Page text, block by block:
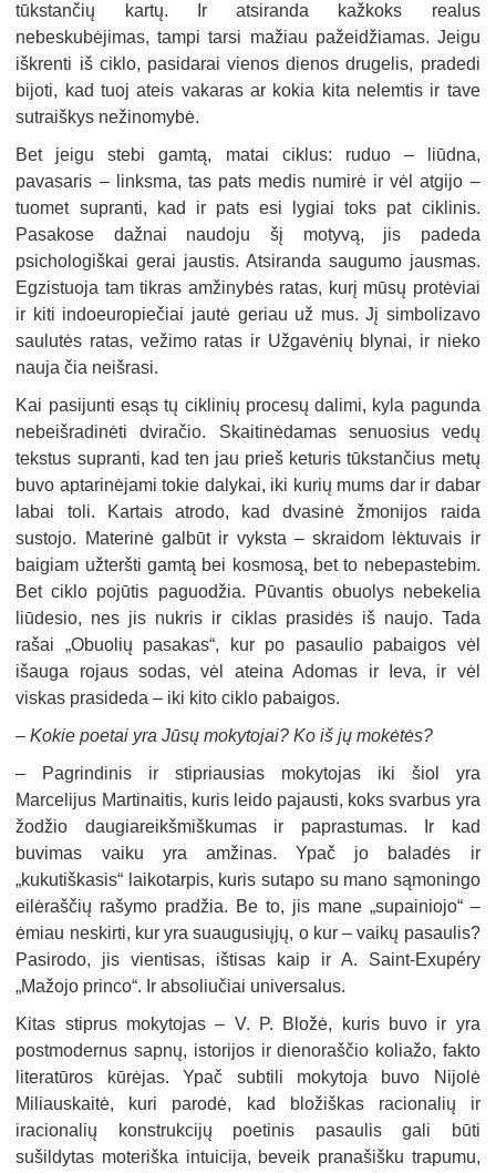
tūkstančių kartų. Ir atsiranda kažkoks realus
nebeskubėjimas, tampi tarsi mažiau pažeidžiamas. Jeigu
iškrenti iš ciklo, pasidarai vienos dienos drugelis, pradedi
bijoti, kad tuoj ateis vakaras ar kokia kita nelemtis ir tave
sutraiškys nežinomybė.
Bet jeigu stebi gamtą, matai ciklus: ruduo – liūdna,
pavasaris – linksma, tas pats medis numirė ir vėl atgijo –
tuomet supranti, kad ir pats esi lygiai toks pat ciklinis.
Pasakose dažnai naudoju šį motyvą, jis padeda
psichologiškai gerai jaustis. Atsiranda saugumo jausmas.
Egzistuoja tam tikras amžinybės ratas, kurį mūsų protėviai
ir kiti indoeuropiečiai jautė geriau už mus. Jį simbolizavo
saulutės ratas, vežimo ratas ir Užgavėnių blynai, ir nieko
nauja čia neišrasi.
Kai pasijunti esąs tų ciklinių procesų dalimi, kyla pagunda
nebeišradinėti dviračio. Skaitinėdamas senuosius vedų
tekstus supranti, kad ten jau prieš keturis tūkstančius metų
buvo aptarinėjami tokie dalykai, iki kurių mums dar ir dabar
labai toli. Kartais atrodo, kad dvasinė žmonijos raida
sustojo. Materinė galbūt ir vyksta – skraidom lėktuvais ir
baigiam užteršti gamtą bei kosmosą, bet to nebepastebim.
Bet ciklo pojūtis paguodžia. Pūvantis obuolys nebekelia
liūdesio, nes jis nukris ir ciklas prasidės iš naujo. Tada
rašai „Obuolių pasakas“, kur po pasaulio pabaigos vėl
išauga rojaus sodas, vėl ateina Adomas ir Ieva, ir vėl
viskas prasideda – iki kito ciklo pabaigos.
–Kokie poetai yra Jūsų mokytojai? Ko iš jų mokėtės?
– Pagrindinis ir stipriausias mokytojas iki šiol yra
Marcelijus Martinaitis, kuris leido pajausti, koks svarbus yra
žodžio daugiareikšmiškumas ir paprastumas. Ir kad
buvimas vaiku yra amžinas. Ypač jo baladės ir
„kukutiškasis“ laikotarpis, kuris sutapo su mano sąmoningo
eilėraščių rašymo pradžia. Be to, jis mane „supainiojo“ –
ėmiau neskirti, kur yra suaugusiųjų, o kur – vaikų pasaulis?
Pasirodo, jis vientisas, ištisas kaip ir A. Saint-Exupéry
„Mažojo princo“. Ir absoliučiai universalus.
Kitas stiprus mokytojas – V. P. Bložė, kuris buvo ir yra
postmodernus sapnų, istorijos ir dienoraščio koliažo, fakto
literatūros kūrėjas. Ypač subtili mokytoja buvo Nijolė
Miliauskaitė, kuri parodė, kad bložiškas racionalių ir
iracionalių konstrukcijų poetinis pasaulis gali būti
sušildytas moteriška intuicija, beveik pranašišku trapumu,